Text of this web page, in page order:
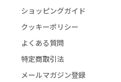
ショッピングガイド
クッキーポリシー
よくある質問
特定商取引法
メールマガジン登録